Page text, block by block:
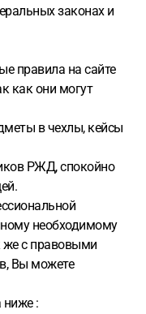
законах и
правила на сайте
как они могут
в чехлы, кейсы
РЖД, спокойно
необходимому
же с правовыми
Вы можете
ниже :